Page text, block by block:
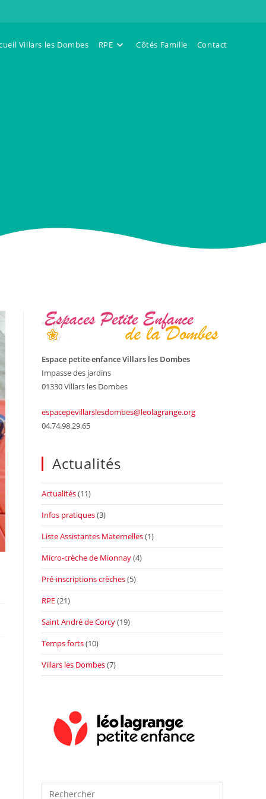
Villars les Dombes RPE Côtés Famille Contact
Espace petite enfance Villars les Dombes
Impasse des jardins
01330 Villars les Dombes
espacepevillarslesdombes@leolagrange.org
04.74.98.29.65
Actualités
Actualités(11)
Infos pratiques(3)
Liste Assistantes Maternelles(1)
Micro-crèche de Mionnay(4)
Pré-inscriptions crèches(5)
RPE(21)
Saint André de Corcy(19)
Temps forts(10)
Villars les Dombes(7)